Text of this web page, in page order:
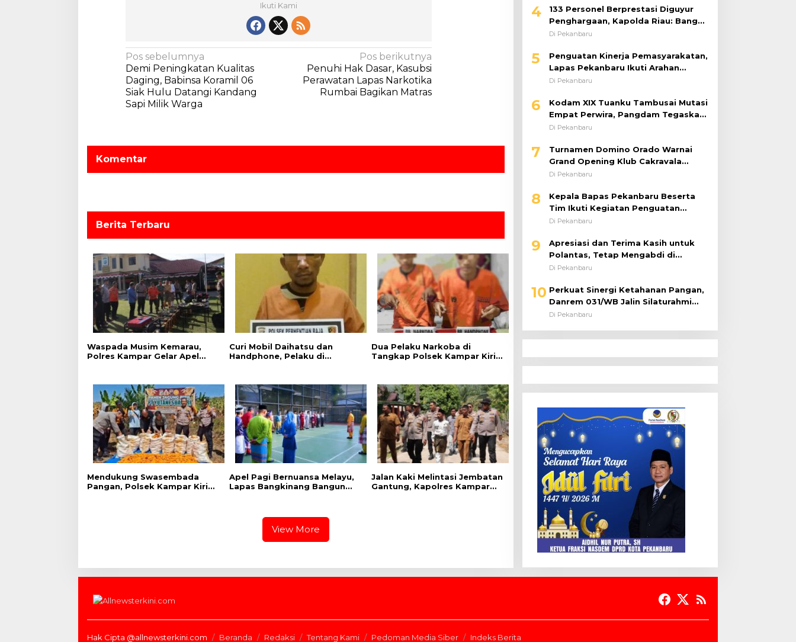
g
n
Ikuti Kami
N
a
v
i
a
s
i
o
s
Pos sebelumnya
Demi Peningkatan Kualitas
Daging, Babinsa Koramil 06
Siak Hulu Datangi Kandang
Sapi Milik Warga
Pos berikutnya
Penuhi Hak Dasar, Kasubsi
Perawatan Lapas Narkotika
Rumbai Bagikan Matras
Komentar
Berita Terbaru
Waspada Musim Kemarau,
Polres Kampar Gelar Apel
Curi Mobil Daihatsu dan
Handphone, Pelaku di
Dua Pelaku Narkoba di
Tangkap Polsek Kampar Kiri,
Mendukung Swasembada
Pangan, Polsek Kampar Kiri
Apel Pagi Bernuansa Melayu,
Lapas Bangkinang Bangun
Jalan Kaki Melintasi Jembatan
Gantung, Kapolres Kampar
View More
4
133 Personel Berprestasi Diguyur
Penghargaan, Kapolda Riau: Bangun
Kepercayaan Publik dengan Karya
Di Pekanbaru
5
Penguatan Kinerja Pemasyarakatan,
Lapas Pekanbaru Ikuti Arahan
Dirjenpas Secara Virtual
Di Pekanbaru
6
Kodam XIX Tuanku Tambusai Mutasi
Empat Perwira, Pangdam Tegaskan
Regenerasi untuk Perkuat Kinerja
Di Pekanbaru
7
Turnamen Domino Orado Warnai
Grand Opening Klub Cakravala
Pekanbaru
Di Pekanbaru
8
Kepala Bapas Pekanbaru Beserta
Tim Ikuti Kegiatan Penguatan
Tugas dan Fungsi serta Paparan
Di Pekanbaru
9
Apresiasi dan Terima Kasih untuk
Polantas, Tetap Mengabdi di
Tengah Guyuran Hujan
Di Pekanbaru
10 Perkuat Sinergi Ketahanan Pangan,
Danrem 031/WB Jalin Silaturahmi
dengan Pimwil Bulog Riau dan Kepri
Di Pekanbaru
Hak Cipta @allnewsterkini.com Beranda Redaksi Tentang Kami Pedoman Media Siber Indeks Berita